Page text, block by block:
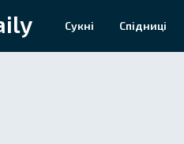
Сукні Спідниці